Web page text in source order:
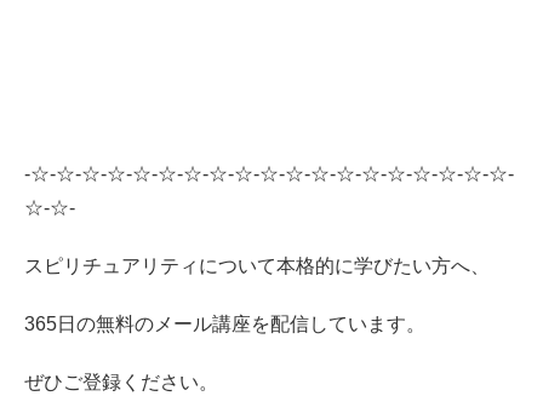
-☆-☆-☆-☆-☆-☆-☆-☆-☆-☆-☆-☆-☆-☆-☆-☆-☆-☆-☆-
☆-☆-
スピリチュアリティについて本格的に学びたい方へ、
365日の無料のメール講座を配信しています。
ぜひご登録ください。